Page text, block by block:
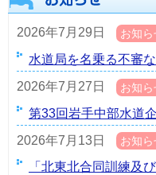
2026年7月29日 お知ら
水道局を名乗る不審
2026年7月27日
お知ら
第33回岩手中部水道
2026年7月13日
お知ら
「北東北合同訓練及